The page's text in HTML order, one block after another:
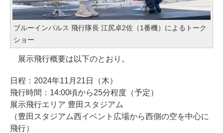
ブルーインパルス 飛行隊長 江尻卓2佐（1番機）によるトーク
ショー
展示飛行概要は以下のとおり。
日程：2024年11月21日（木）
飛行時間：14:00頃から25分程度（予定）
展示飛行エリア 豊田スタジアム
（豊田スタジアム西イベント広場から西側の空を中心に
飛行）